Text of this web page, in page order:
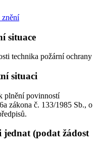
situace
technika požární ochrany
situaci
plnění povinností
zákona č. 133/1985 Sb., o
jednat (podat žádost